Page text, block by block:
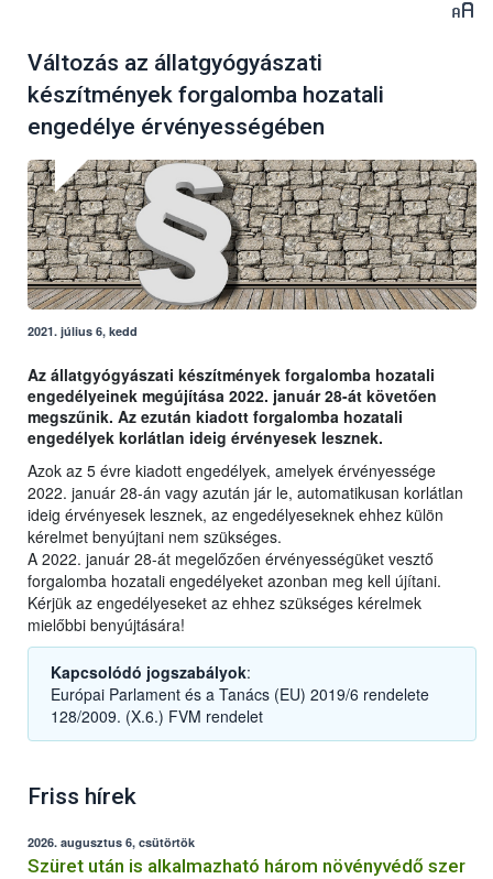
Változás az állatgyógyászati
készítmények forgalomba hozatali
engedélye érvényességében
2021. július 6, kedd
Az állatgyógyászati készítmények forgalomba hozatali
engedélyeinek megújítása 2022. január 28-át követően
megszűnik. Az ezután kiadott forgalomba hozatali
engedélyek korlátlan ideig érvényesek lesznek.
Azok az 5 évre kiadott engedélyek, amelyek érvényessége
2022. január 28-án vagy azután jár le, automatikusan korlátlan
ideig érvényesek lesznek, az engedélyeseknek ehhez külön
kérelmet benyújtani nem szükséges.
A 2022. január 28-át megelőzően érvényességüket vesztő
forgalomba hozatali engedélyeket azonban meg kell újítani.
Kérjük az engedélyeseket az ehhez szükséges kérelmek
mielőbbi benyújtására!
Kapcsolódó jogszabályok:
Európai Parlament és a Tanács (EU) 2019/6 rendelete
128/2009. (X.6.) FVM rendelet
Friss hírek
2026. augusztus 6, csütörtök
Szüret után is alkalmazható három növényvédő szer